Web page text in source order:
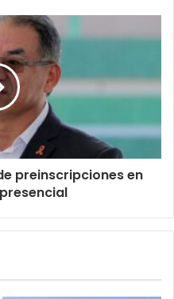
preinscripciones en